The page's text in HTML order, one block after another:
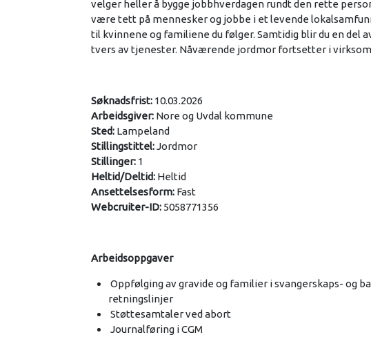
velger heller å bygge jobbhverdagen rundt den rette
være tett på mennesker og jobbe i et levende
til kvinnene og familiene du følger. Samtidig blir du en del
tvers av tjenester. Nåværende jordmor fortsetter i
Søknadsfrist: 10.03.2026
Arbeidsgiver: Nore og Uvdal kommune
Sted: Lampeland
Stillingstittel:Jordmor
Stillinger: 1
Heltid/Deltid: Heltid
Ansettelsesform: Fast
Webcruiter-ID: 5058771356
Arbeidsoppgaver
Oppfølging av gravide og familier i svangerskaps- og
retningslinjer
Støttesamtaler ved abort
Journalføring i CGM